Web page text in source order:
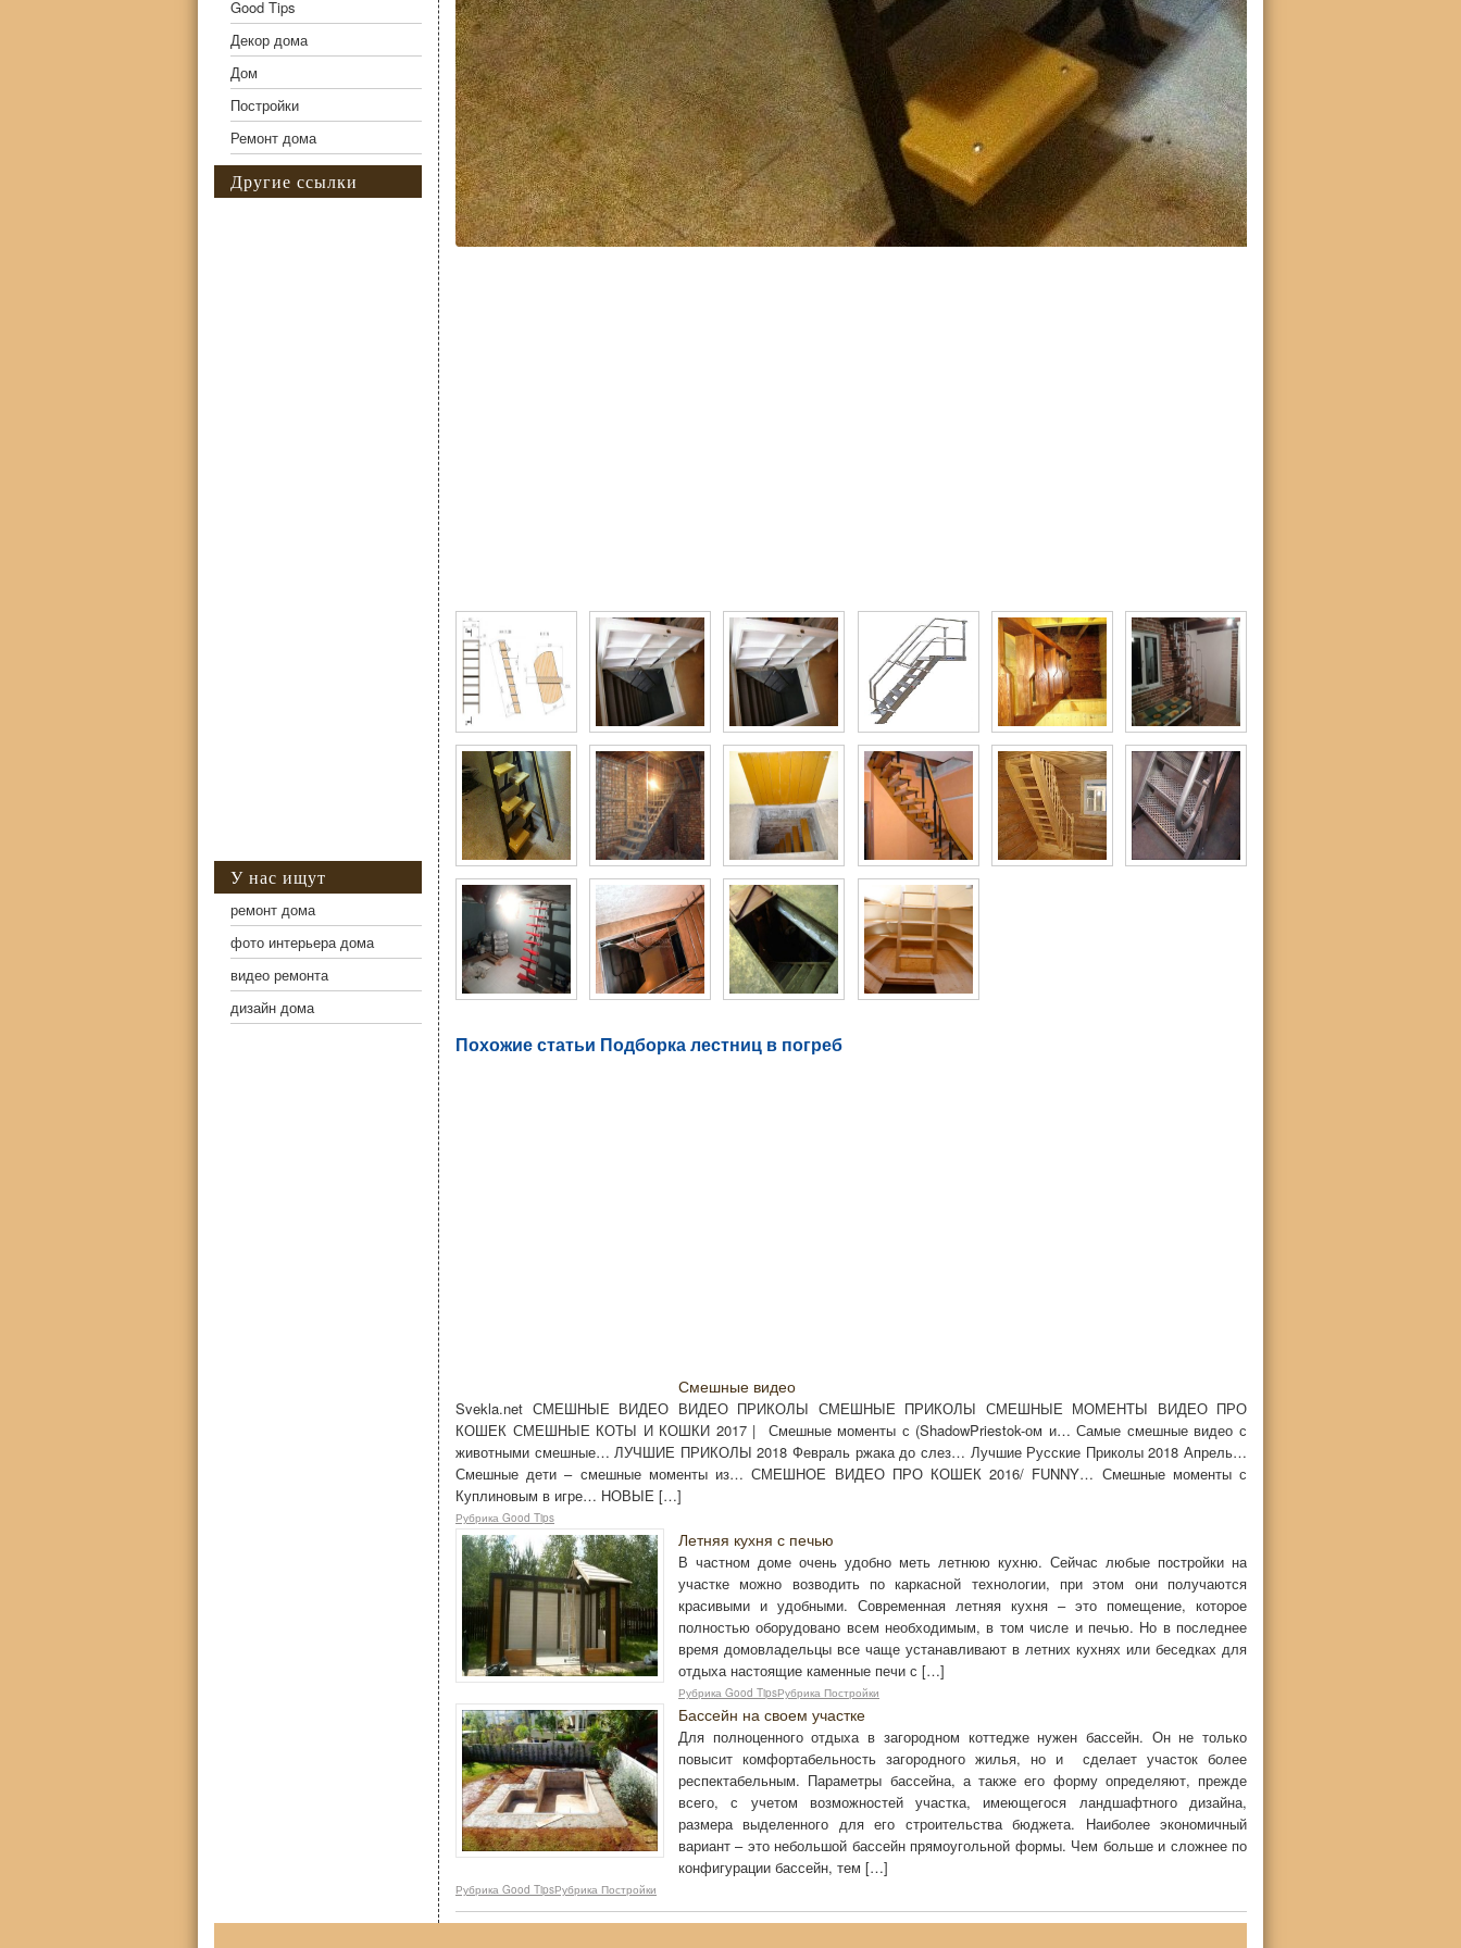
Похожие статьи Подборка лестниц в погреб
Смешные видео
Svekla.net СМЕШНЫЕ ВИДЕО ВИДЕО ПРИКОЛЫ СМЕШНЫЕ ПРИКОЛЫ СМЕШНЫЕ МОМЕНТЫ ВИДЕО ПРО
КОШЕК СМЕШНЫЕ КОТЫ И КОШКИ 2017 | Смешные моменты с (ShadowPriestok-ом и… Самые смешные видео с
животными смешные… ЛУЧШИЕ ПРИКОЛЫ 2018 Февраль ржака до слез… Лучшие Русские Приколы 2018 Апрель…
Смешные дети – смешные моменты из… СМЕШНОЕ ВИДЕО ПРО КОШЕК 2016/ FUNNY… Смешные моменты с
Куплиновым в игре… НОВЫЕ […]
Рубрика Good Tips
Летняя кухня с печью
В частном доме очень удобно меть летнюю кухню. Сейчас любые постройки на
участке можно возводить по каркасной технологии, при этом они получаются
красивыми и удобными. Современная летняя кухня – это помещение, которое
полностью оборудовано всем необходимым, в том числе и печью. Но в последнее
время домовладельцы все чаще устанавливают в летних кухнях или беседках для
отдыха настоящие каменные печи с […]
Рубрика Good TipsРубрика Постройки
Бассейн на своем участке
Для полноценного отдыха в загородном коттедже нужен бассейн. Он не только
повысит комфортабельность загородного жилья, но и сделает участок более
респектабельным. Параметры бассейна, а также его форму определяют, прежде
всего, с учетом возможностей участка, имеющегося ландшафтного дизайна,
размера выделенного для его строительства бюджета. Наиболее экономичный
вариант – это небольшой бассейн прямоугольной формы. Чем больше и сложнее по
конфигурации бассейн, тем […]
Рубрика Good TipsРубрика Постройки
Good Tips
Декор дома
Дом
Постройки
Ремонт дома
Другие ссылки
У нас ищут
ремонт дома
фото интерьера дома
видео ремонта
дизайн дома